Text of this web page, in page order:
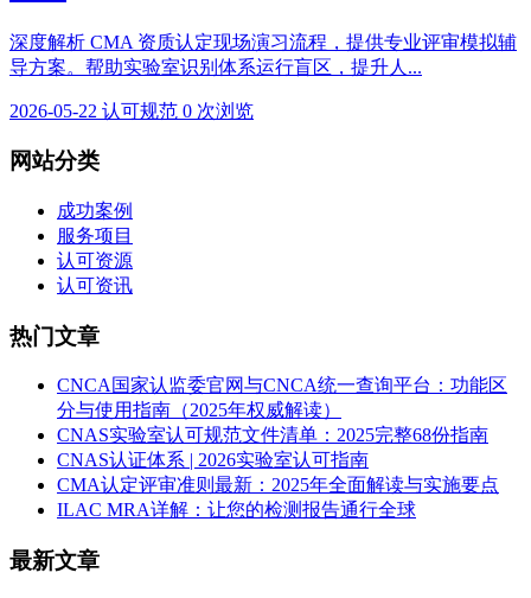
深度解析 CMA 资质认定现场演习流程，提供专业评审模拟辅
导方案。帮助实验室识别体系运行盲区，提升人...
2026-05-22 认可规范 0 次浏览
网站分类
成功案例
服务项目
认可资源
认可资讯
热门文章
CNCA国家认监委官网与CNCA统一查询平台：功能区
分与使用指南（2025年权威解读）
CNAS实验室认可规范文件清单：2025完整68份指南
CNAS认证体系 | 2026实验室认可指南
CMA认定评审准则最新：2025年全面解读与实施要点
ILAC MRA详解：让您的检测报告通行全球
最新文章